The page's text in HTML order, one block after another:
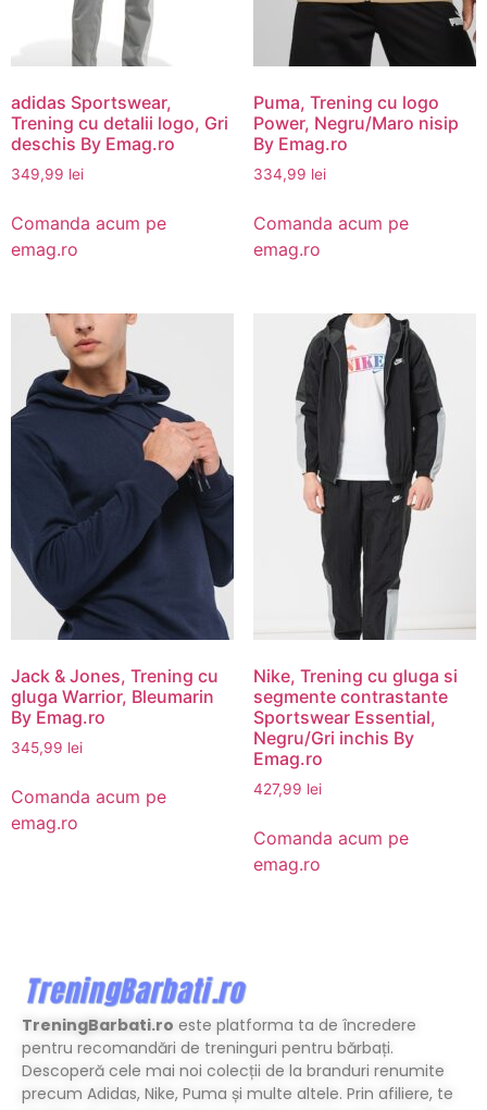
adidas Sportswear,
Trening cu detalii logo, Gri
deschis By Emag.ro
349,99 lei
Comanda acum pe
emag.ro
Puma, Trening cu logo
Power, Negru/Maro nisip
By Emag.ro
334,99 lei
Comanda acum pe
emag.ro
Jack & Jones, Trening cu
gluga Warrior, Bleumarin
By Emag.ro
345,99 lei
Comanda acum pe
emag.ro
Nike, Trening cu gluga si
segmente contrastante
Sportswear Essential,
Negru/Gri inchis By
Emag.ro
427,99 lei
Comanda acum pe
emag.ro
TreningBarbati.ro este platforma ta de încredere
pentru recomandări de treninguri pentru bărbați.
Descoperă cele mai noi colecții de la branduri renumite
precum Adidas, Nike, Puma și multe altele. Prin afiliere, te